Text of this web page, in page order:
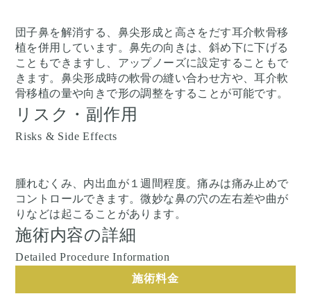
団子鼻を解消する、鼻尖形成と高さをだす耳介軟骨移
植を併用しています。鼻先の向きは、斜め下に下げる
こともできますし、アップノーズに設定することもで
きます。鼻尖形成時の軟骨の縫い合わせ方や、耳介軟
骨移植の量や向きで形の調整をすることが可能です。
リスク・副作用
Risks & Side Effects
腫れむくみ、内出血が１週間程度。痛みは痛み止めで
コントロールできます。微妙な鼻の穴の左右差や曲が
りなどは起こることがあります。
施術内容の詳細
Detailed Procedure Information
施術料金